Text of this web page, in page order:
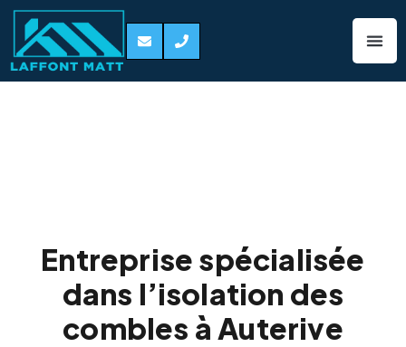
Entreprise spécialisée
dans l’isolation des
combles à Auterive